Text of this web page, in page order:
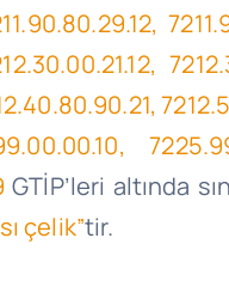
GTİP’leri altında
çelik”tir.